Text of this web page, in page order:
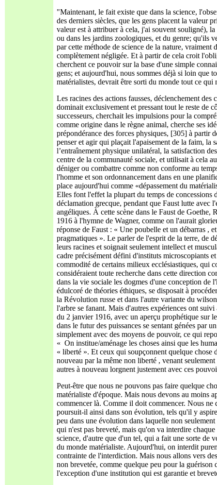
"Maintenant, le fait existe que dans la science,
des derniers siècles, que les gens placent la valeur
valeur est à attribuer à cela, j'ai souvent souligné),
ou dans les jardins zoologiques, et du genre; qu'ils
par cette méthode de science de la nature, vraiment
complètement négligée. Et à partir de cela croit
cherchent ce pouvoir sur la base d'une simple
gens; et aujourd'hui, nous sommes déjà si loin que
matérialistes, devrait être sorti du monde tout ce qui
Les racines des actions fausses, déclenchement des
dominait exclusivement et pressant tout le reste de
successeurs, cherchait les impulsions pour la
comme origine dans le règne animal, cherche ses
prépondérance des forces physiques, [305] à partir
penser et agir qui plaçait l'apaisement de la faim, la
l’entraînement physique unilatéral, la satisfaction
centre de la communauté sociale, et utilisait à cela
déniger ou combattre comme non conforme au
l'homme et son ordonnancement dans en une
place aujourd'hui comme «dépassement du
Elles font l'effet la plupart du temps de concessions
déclamation grecque, pendant que Faust lutte avec
angéliques. À cette scène dans le Faust de Goethe,
1916 à l'hymne de Wagner, comme on l'aurait
réponse de Faust : « Une poubelle et un débarras ,
pragmatiques ». Le parler de l'esprit de la terre, de
leurs racines et soignait seulement intellect et
cadre précisément défini d'instituts microscopiants
commodité de certains milieux ecclésiastiques, qui
considéraient toute recherche dans cette direction
dans la vie sociale les dogmes d'une conception
édulcoré de théories éthiques, se disposait à
la Révolution russe et dans l'autre variante du
l'arbre se fanant. Mais d'autres expériences ont
du 2 janvier 1916, avec un aperçu prophétique sur
dans le futur des puissances se sentant génées par
simplement avec des moyens de pouvoir, ce qui
« On institue/aménage les choses ainsi que les
« liberté ». Et ceux qui soupçonnent quelque chose
nouveau par la même non liberté , venant
autres à nouveau lorgnent justement avec ces
Peut-être que nous ne pouvons pas faire quelque
matérialiste d'époque. Mais nous devons au moins
commencer là. Comme il doit commencer. Nous ne
poursuit-il ainsi dans son évolution, tels qu'il y
peu dans une évolution dans laquelle non
qui n'est pas breveté, mais qu'on va interdire
science, d'autre que d'un tel, qui a fait une sorte de
du monde matérialiste. Aujourd'hui, on interdit
contrainte de l'interdiction. Mais nous allons vers
non brevetée, comme quelque peu pour la
l'exception d'une institution qui est garantie et